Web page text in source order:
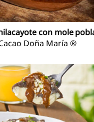
con mole
Doña María ®